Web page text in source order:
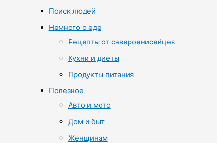
Поиск людей
Немного о еде
Рецепты от североенисейцев
Кухни и диеты
Продукты питания
Полезное
Авто и мото
Дом и быт
Женщинам